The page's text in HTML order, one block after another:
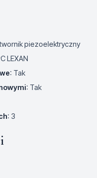
piezoelektryczny
LEXAN
: Tak
: Tak
: 3